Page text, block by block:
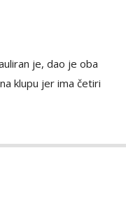
je, dao je oba
klupu jer ima četiri